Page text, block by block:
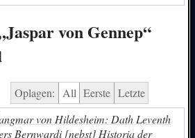
von Gennep“
Oplagen: All Eerste Letzte
von Hildesheim: Dath Leventh
Bernwardi [nebst] Historia der